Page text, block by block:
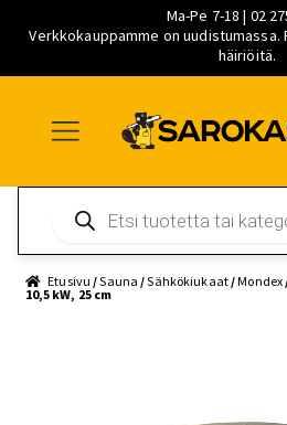
Ma-Pe 7-18 | 02
Verkkokauppamme on
häiriöitä.
navigointiin
sisältöön
pääsisältöön
search
Etusivu /Sauna /Sähkökiukaat/Mondex
10,5 kW, 25 cm